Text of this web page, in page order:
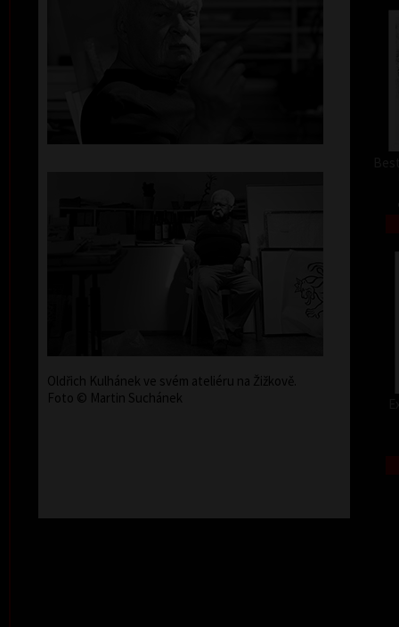
Oldřich Kulhánek ve svém ateliéru na Žižkově.
Foto © Martin Suchánek